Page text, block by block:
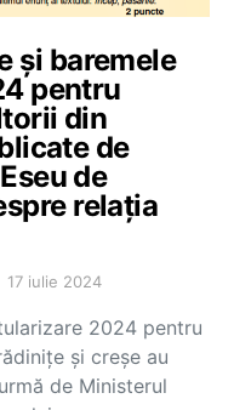
și baremele
pentru
din
de
de
relația
17 iulie 2024
2024 pentru
și creșe au
de Ministerul